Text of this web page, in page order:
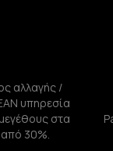
αλλαγής /
υπηρεσία
στα
30%.